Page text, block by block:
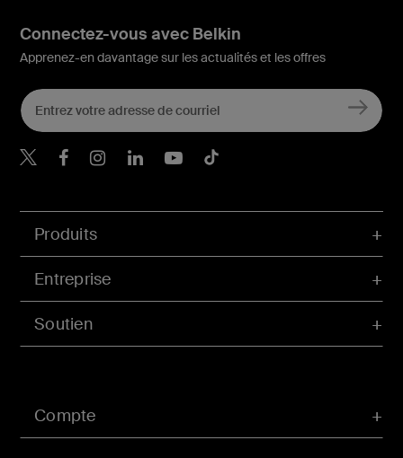
Compte
Produits
Entreprise
Soutien
Connectez-vous avec Belkin
Apprenez-en davantage sur les actualités et les offres
Belkin Twitter
Belkin Facebook
Belkin Instagram
Belkin LinkedIn
Belkin Youtube
Belkin TikTok